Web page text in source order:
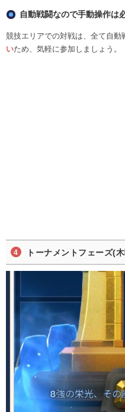
自動戦闘なので手動操作は
競技エリアでの対戦は、全て自動
いため、気軽に参加しましょう。
トーナメントフェーズ(